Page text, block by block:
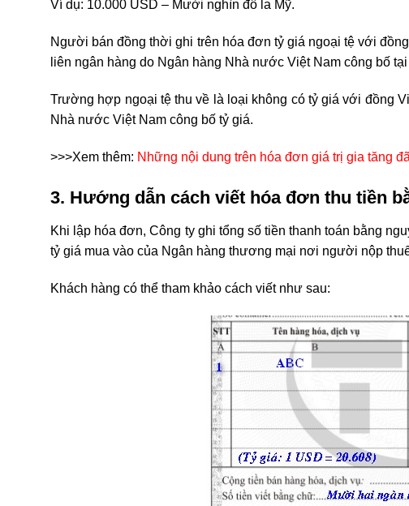
Ví dụ: 10.000 USD – Mười nghìn đô la Mỹ.
Người bán đồng thời ghi trên hóa đơn tỷ giá ngoại tệ với
liên ngân hàng do Ngân hàng Nhà nước Việt Nam công bố
Trường hợp ngoại tệ thu về là loại không có tỷ giá với đồng
Nhà nước Việt Nam công bố tỷ giá.
>>>Xem thêm: Những nội dung trên hóa đơn giá trị gia tăng
3. Hướng dẫn cách viết hóa đơn thu tiền
Khi lập hóa đơn, Công ty ghi tổng số tiền thanh toán bằng
tỷ giá mua vào của Ngân hàng thương mại nơi người nộp
Khách hàng có thể tham khảo cách viết như sau: